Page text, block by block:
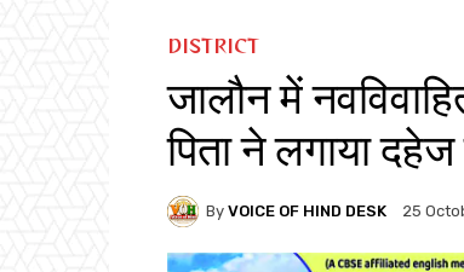
DISTRICT
जालौन में
पिता ने लगाया
By VOICE OF HIND DESK 25